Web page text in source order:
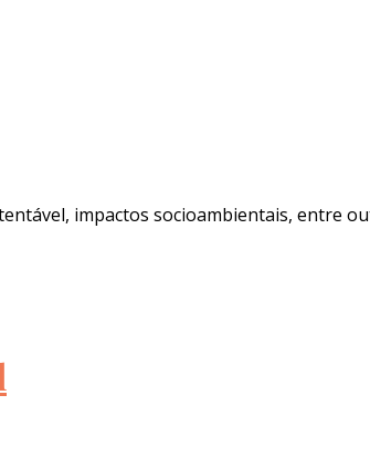
impactos socioambientais, entre